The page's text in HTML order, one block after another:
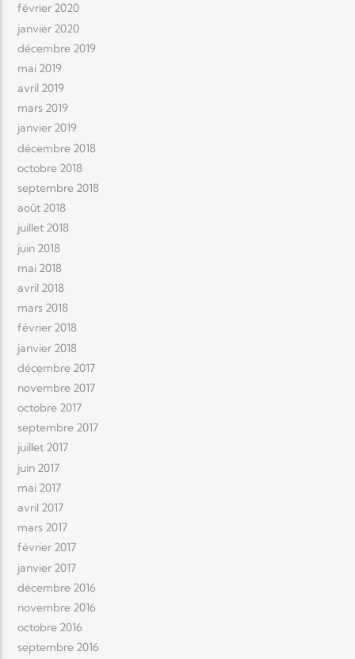
février 2020
janvier 2020
décembre 2019
mai 2019
avril 2019
mars 2019
janvier 2019
décembre 2018
octobre 2018
septembre 2018
août 2018
juillet 2018
juin 2018
mai 2018
avril 2018
mars 2018
février 2018
janvier 2018
décembre 2017
novembre 2017
octobre 2017
septembre 2017
juillet 2017
juin 2017
mai 2017
avril 2017
mars 2017
février 2017
janvier 2017
décembre 2016
novembre 2016
octobre 2016
septembre 2016